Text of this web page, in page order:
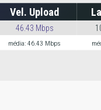
Vel. Upload
46.43 Mbps
média: 46.43 Mbps